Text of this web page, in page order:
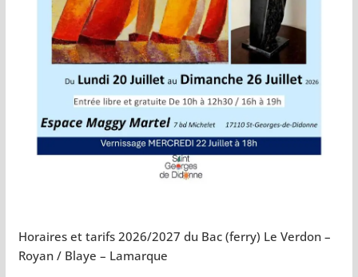
Horaires et tarifs 2026/2027 du Bac (ferry) Le Verdon –
Royan / Blaye – Lamarque